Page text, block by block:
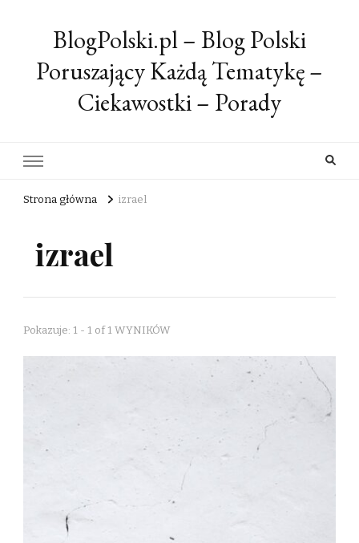
BlogPolski.pl – Blog Polski
Poruszający Każdą Tematykę –
Ciekawostki – Porady
Strona główna izrael
izrael
Pokazuje: 1 - 1 of 1 WYNIKÓW